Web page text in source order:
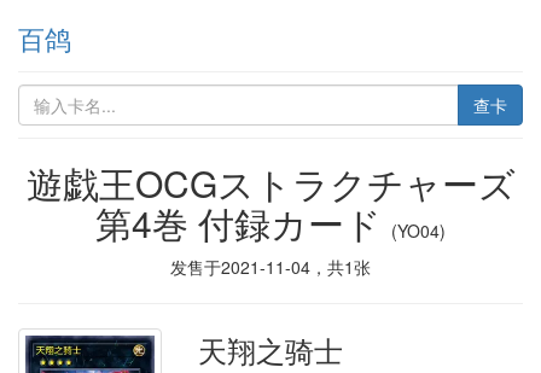
百鸽
查卡
遊戯王OCGストラクチャーズ
第4巻 付録カード
(YO04)
发售于2021-11-04 ，共1张
天翔之骑士